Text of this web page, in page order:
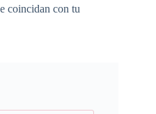
coincidan con tu